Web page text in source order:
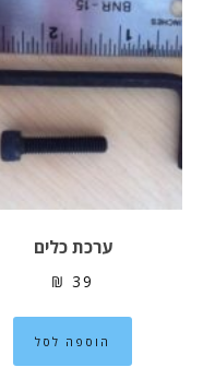
ערכת כלים
₪ 39
הוספה לסל